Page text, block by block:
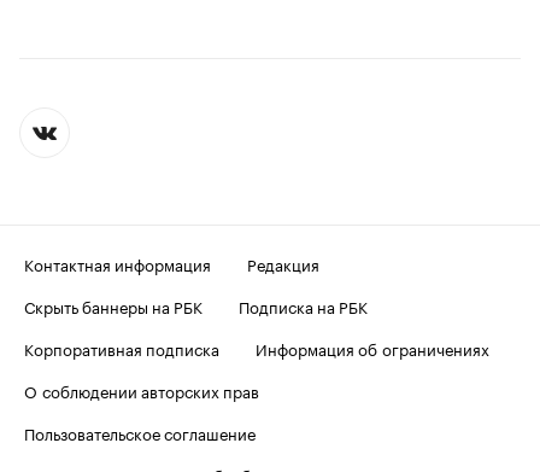
Контактная информация
Редакция
Скрыть баннеры на РБК
Подписка на РБК
Корпоративная подписка
Информация об ограничениях
О соблюдении авторских прав
Пользовательское соглашение